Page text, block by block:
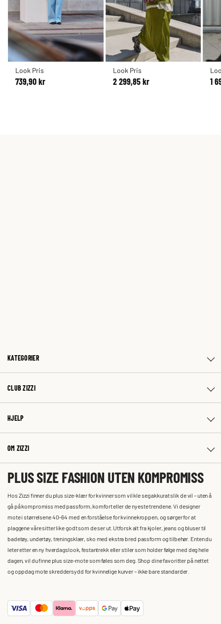
Look Pris
739,90 kr
Look Pris
2 299,85 kr 1
KATEGORIER
CLUB ZIZZI
HJELP
OM ZIZZI
PLUS SIZE FASHION UTEN KOMPROMISS
Hos Zizzi finner du plus size-klær for kvinner som vil kle seg akkurat slik de vil – uten å
gå på kompromiss med passform, komfort eller de nyeste trendene. Vi designer
mote i størrelsene 40–64 med en forståelse for kvinnekroppen, og sørger for at
plaggene våre sitter like godt som de ser ut. Utforsk alt fra kjoler, jeans og bluser til
badetøy, undertøy, treningsklær, sko med ekstra bred passform og tilbehør. Enten du
leter etter en ny hverdagslook, festantrekk eller stiler som holder følge med deg hele
dagen, vil du finne plus size-mote som føles som deg. Shop dine favoritter på nettet
og oppdag mote skreddersydd for kvinnelige kurver – ikke bare standarder.